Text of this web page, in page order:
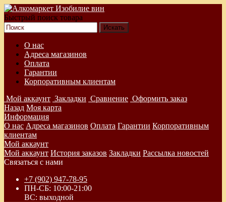
Быстрый поиск товара
О нас
Адреса магазинов
Оплата
Гарантии
Корпоративным клиентам
Мой аккаунт Закладки Сравнение Оформить заказ
Назад Моя карта
Информация
О нас Адреса магазинов Оплата Гарантии Корпоративным
клиентам
Мой аккаунт
Мой аккаунт История заказов Закладки Рассылка новостей
Связаться с нами
+7 (902) 947-78-95
ПН-СБ: 10:00-21:00
ВС: выходной